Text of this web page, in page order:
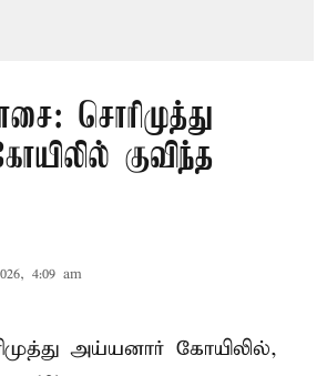
சொரிமுத்து
குவிந்த
4:09 am
அய்யனார் கோயிலில்,